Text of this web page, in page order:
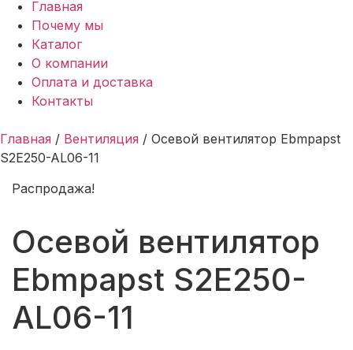
Главная
Почему мы
Каталог
О компании
Оплата и доставка
Контакты
Главная / Вентиляция / Осевой вентилятор Ebmpapst
S2E250-AL06-11
Распродажа!
Осевой вентилятор
Ebmpapst S2E250-
AL06-11